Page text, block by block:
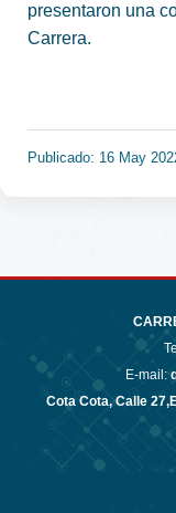
presentaron una
Carrera.
Publicado: 16 May
E-mail:
Cota Cota, Calle